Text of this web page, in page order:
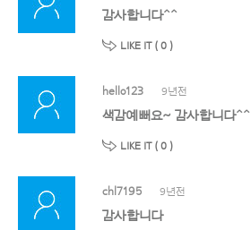
감사합니다^^
LIKE IT ( 0 )
hello123 9년전
색감예뻐요~ 감사합니다^^
LIKE IT ( 0 )
chl7195 9년전
감사합니다